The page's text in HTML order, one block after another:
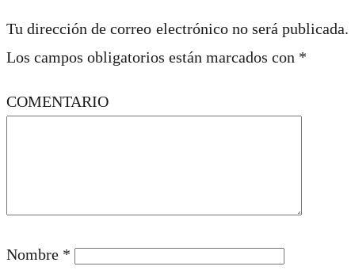
Tu dirección de correo electrónico no será publicada.
Los campos obligatorios están marcados con *
COMENTARIO
Nombre *